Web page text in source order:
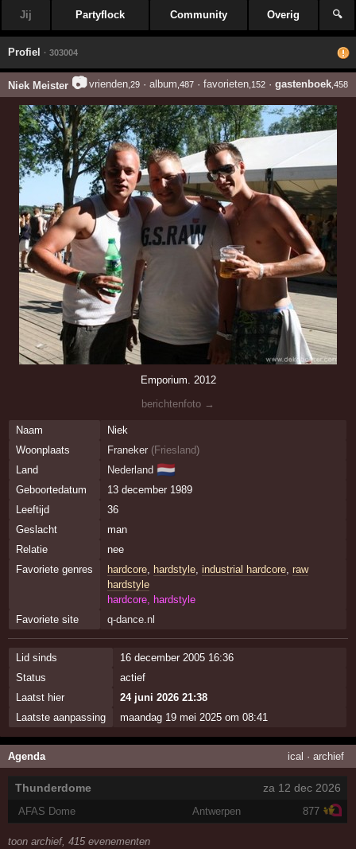
Jij Partyflock Community Overig 🔍
Profiel · 303004
Niek Meister 📷vrienden,29· album ,487· favorieten,152· gastenboek,458
Emporium. 2012
berichtenfoto →
Naam
Niek
Woonplaats
Franeker (Friesland)
Land
Nederland 🇳🇱
Geboortedatum
13 december 1989
Leeftijd
36
Geslacht
man
Relatie
nee
Favoriete genres
hardcore, hardstyle, industrial hardcore, raw
hardstyle
hardcore, hardstyle
Favoriete site
q-dance.nl
Lid sinds
16 december 2005 16:36
Status
actief
Laatst hier
24 juni 2026 21:38
Laatste aanpassing
maandag 19 mei 2025 om 08:41
Agenda ical · archief
Thunderdome za 12 dec 2026
AFAS Dome Antwerpen 877
toon archief, 415 evenementen